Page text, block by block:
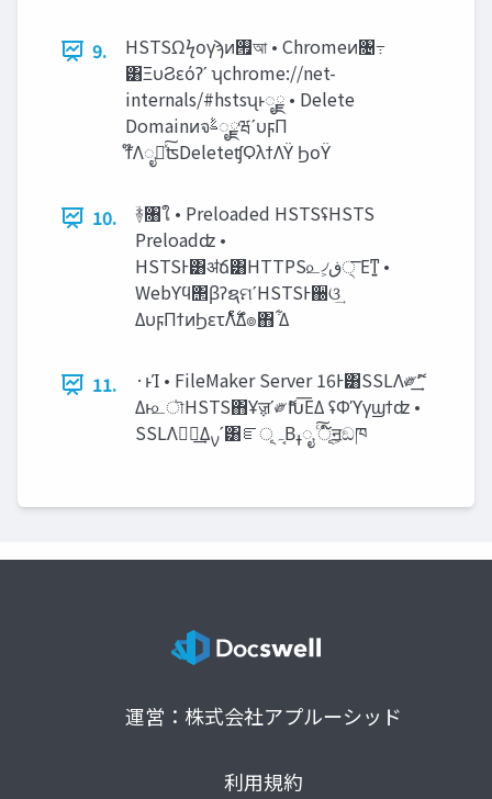
9.
HSTSΩϟογϡͷ࡟আ • Chromeͷ৔߹
͸ΞυϨεόʔʹ ʮchrome://net-
internals/#hstsʯͱೖྗ • Delete
DomainͷจࣈೖྗཝʹυϝΠ
ϯ໊Λೖྗͯ͠ʦDeleteʧϘλϯΛΫ ϦοΫ
10.
ؔ࿈৘ใ • Preloaded HSTSʢHSTS
Preloadʣ •
HSTSͰ͸ॳճ͸HTTPS௨৴͕‫੍͞ڧ‬ Εͳ͍ •
Webϒϥ΢βʔຊମʹHSTSͰ઀ଓ͢
ΔυϝΠϯͷϦετΛ࣋ͨͤΔํ๏΋ ͋Δ
11.
·ͱΊ • FileMaker Server 16Ͱ͸SSLΛ༗ޮʹ͢
Δͱ௨ৗHSTS΋Ұॹʹ༗ޮԽ͞ΕΔ ʢΦϓγϣϯʣ •
SSLΛಋೖ͢Δࡍʹ͸ೝূ‫͔ہ‬Βߪೖ ͨ͠ূ໌ॻ͕ඞཁ
運営：株式会社アプルーシッド
利用規約